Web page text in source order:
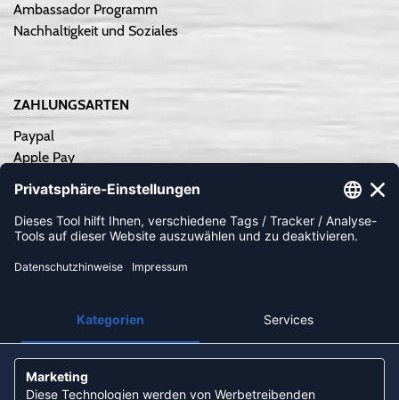
Ambassador Programm
Nachhaltigkeit und Soziales
ZAHLUNGSARTEN
Paypal
Apple Pay
Kreditkarte
Rechnungskauf
Vorkasse
KOOPERATIONEN